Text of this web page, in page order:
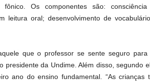
Os componentes são:
leitura oral; desenvolvimento de
que o professor se sente seguro
presidente da Undime. Além disso, segundo
ano do ensino fundamental. “As crianças